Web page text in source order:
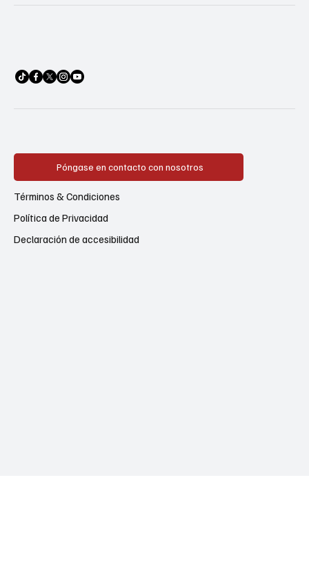
Póngase en contacto con nosotros
Política de Privacidad
Términos & Condiciones
Declaración de accesibilidad